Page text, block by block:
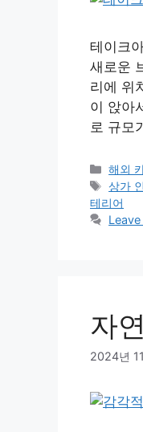
테이크
새로운
리에 위
이 앉아
로 규모
해외
Tags
상가
테리어
자
2024년